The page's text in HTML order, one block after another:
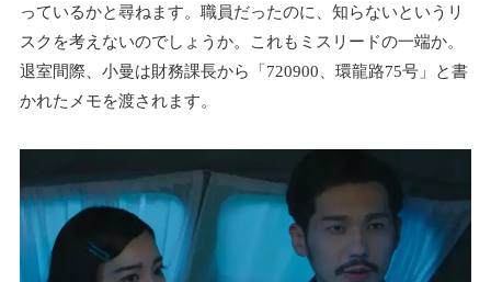
っているかと尋ねます。職員だったのに、知らないというリ
スクを考えないのでしょうか。これもミスリードの一端か。
退室間際、小曼は財務課長から「720900、環龍路75号」と書
かれたメモを渡されます。